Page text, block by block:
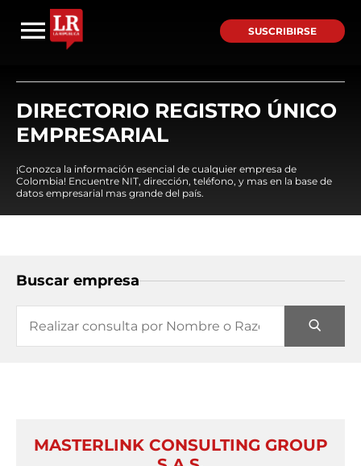
SUSCRIBIRSE
DIRECTORIO REGISTRO ÚNICO
EMPRESARIAL
¡Conozca la información esencial de cualquier empresa de
Colombia! Encuentre NIT, dirección, teléfono, y mas en la base de
datos empresarial mas grande del país.
Buscar empresa
MASTERLINK CONSULTING GROUP